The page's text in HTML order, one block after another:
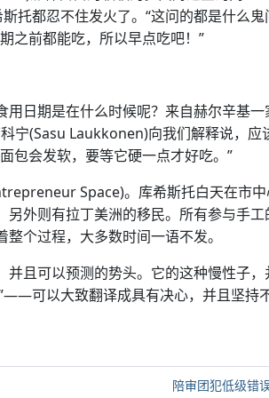
都忍不住发火了。“这问的都是什么鬼
之前都能吃，所以早点吃吧！”
日期是在什么时候呢？来自赫尔辛基
宁(Sasu Laukkonen)向我们解释说，应
包会发软，要等它硬一点才好吃。”
Space)。库希斯托白天在市
外则有拉丁美洲的移民。所有参与手
个过程，大多数时间一语不发。
且可以预测的势头。它的这种慢性子，
可以大致翻译成具有决心，并且坚持不
陪审团犯低级错